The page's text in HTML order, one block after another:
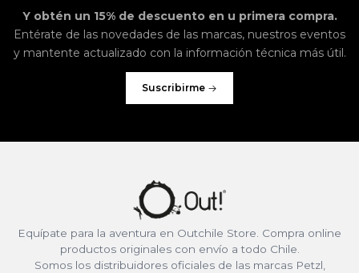
Y obtén un 15% de descuento en u primera compra.
Entérate de las novedades de las marcas, nuestros eventos
y mantente actualizado con la información técnica más útil.
Suscribirme
Equípate para la aventura en Outchile Store. Compra online
productos originales con envío a todo Chile.
Somos los distribuidores oficiales de las marcas Petzl,